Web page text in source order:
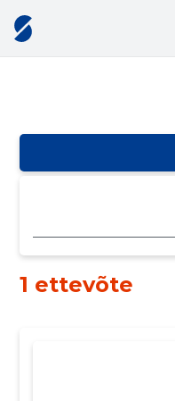
1 ettevõte